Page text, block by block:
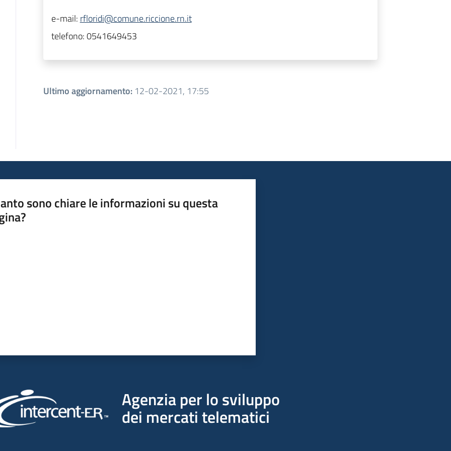
e-mail: rfloridi@comune.riccione.rn.it
telefono:0541649453
Ultimo aggiornamento: 12-02-2021, 17:55
sono chiare le informazioni su questa
Agenzia per lo sviluppo
dei mercati telematici